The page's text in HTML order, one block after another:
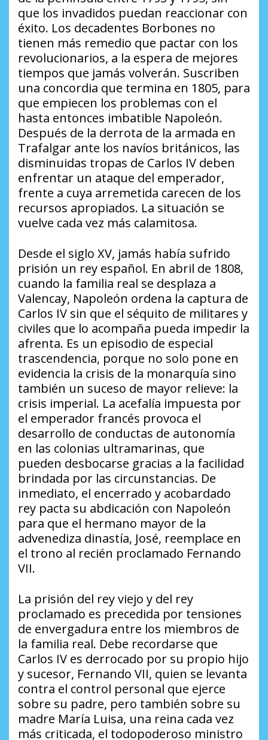
que los invadidos puedan reaccionar con
éxito. Los decadentes Borbones no
tienen más remedio que pactar con los
revolucionarios, a la espera de mejores
tiempos que jamás volverán. Suscriben
una concordia que termina en 1805, para
que empiecen los problemas con el
hasta entonces imbatible Napoleón.
Después de la derrota de la armada en
Trafalgar ante los navíos británicos, las
disminuidas tropas de Carlos IV deben
enfrentar un ataque del emperador,
frente a cuya arremetida carecen de los
recursos apropiados. La situación se
vuelve cada vez más calamitosa.
Desde el siglo XV, jamás había sufrido
prisión un rey español. En abril de 1808,
cuando la familia real se desplaza a
Valencay, Napoleón ordena la captura de
Carlos IV sin que el séquito de militares y
civiles que lo acompaña pueda impedir la
afrenta. Es un episodio de especial
trascendencia, porque no solo pone en
evidencia la crisis de la monarquía sino
también un suceso de mayor relieve: la
crisis imperial. La acefalía impuesta por
el emperador francés provoca el
desarrollo de conductas de autonomía
en las colonias ultramarinas, que
pueden desbocarse gracias a la facilidad
brindada por las circunstancias. De
inmediato, el encerrado y acobardado
rey pacta su abdicación con Napoleón
para que el hermano mayor de la
advenediza dinastía, José, reemplace en
el trono al recién proclamado Fernando
VII.
La prisión del rey viejo y del rey
proclamado es precedida por tensiones
de envergadura entre los miembros de
la familia real. Debe recordarse que
Carlos IV es derrocado por su propio hijo
y sucesor, Fernando VII, quien se levanta
contra el control personal que ejerce
sobre su padre, pero también sobre su
madre María Luisa, una reina cada vez
más criticada, el todopoderoso ministro